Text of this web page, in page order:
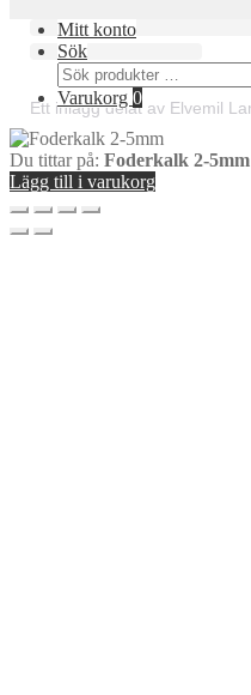
Mitt konto
Sök
Sök
efter:
Varukorg 0
Du tittar på: Foderkalk 2-5mm
Lägg till i varukorg